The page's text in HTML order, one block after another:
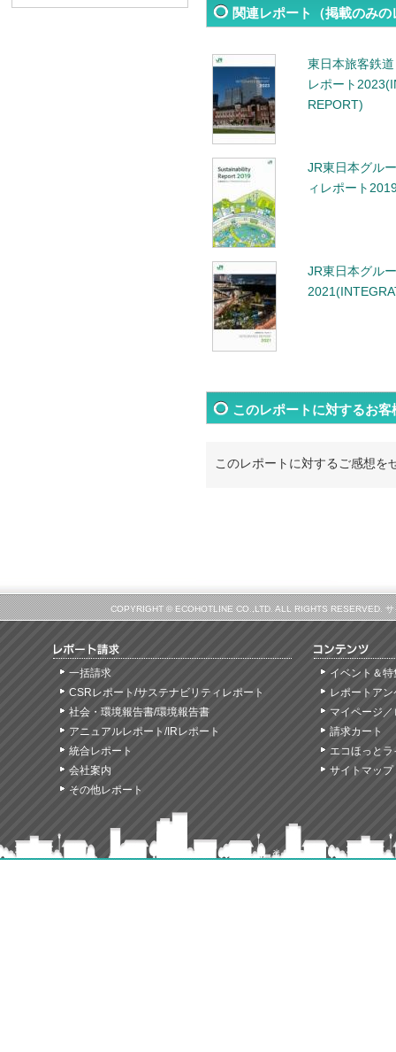
関連レポート（掲載のみ
東日本旅客鉄
レポート
REPORT)
JR東日本グル
ィレポート
JR東日本グル
このレポートに対するお客
このレポートに対するご感想を
COPYRIGHT © ECOHOTLINE CO.,LTD. ALL RIGHTS RESERVED.
一括請求
CSRレポート/サステナビリティレポート
社会・環境報告書/環境報告書
アニュアルレポート/IRレポート
統合レポート
会社案内
その他レポート
イベント＆特
レポートア
マイページ
請求カート
エコほっと
サイトマップ